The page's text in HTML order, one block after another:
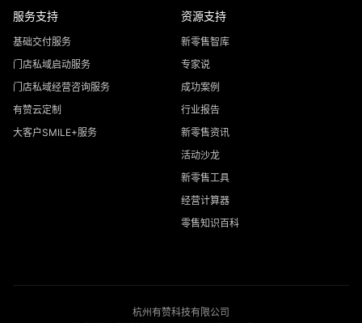
服务支持
基础交付服务
门店私域启动服务
门店私域经营咨询服务
有赞云定制
大客户SMILE+服务
资源支持
新零售智库
专家说
成功案例
行业报告
新零售资讯
活动沙龙
新零售工具
经营计算器
零售知识百科
杭州有赞科技有限公司